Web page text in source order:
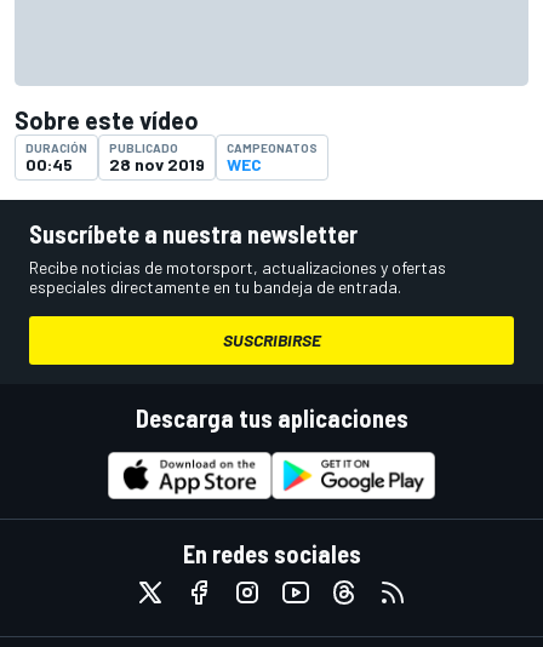
Sobre este vídeo
DURACIÓN
00:45
PUBLICADO
28 nov 2019
CAMPEONATOS
WEC
Suscríbete a nuestra newsletter
Recibe noticias de motorsport, actualizaciones y ofertas
especiales directamente en tu bandeja de entrada.
SUSCRIBIRSE
Descarga tus aplicaciones
En redes sociales